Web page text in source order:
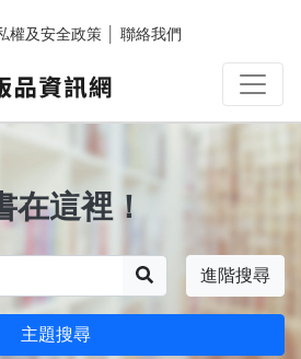
權及安全政策 聯絡我們
在這裡！
進階搜尋
主題搜尋